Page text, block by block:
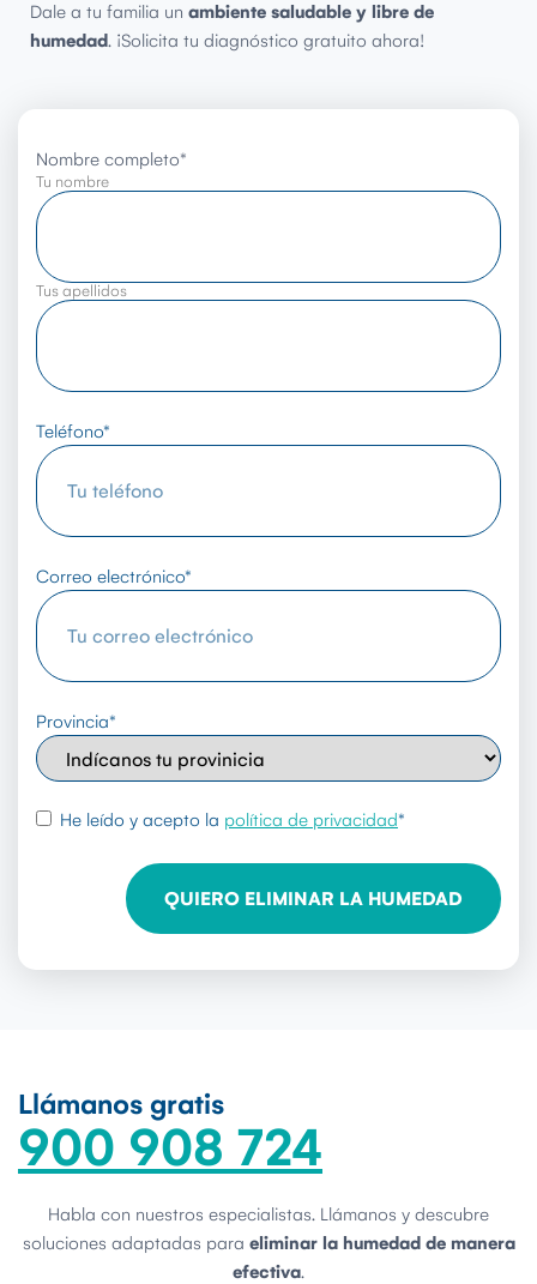
Dale a tu familia un ambiente saludable y libre de
humedad. ¡Solicita tu diagnóstico gratuito ahora!
Nombre completo*
Tu nombre
Tus apellidos
Teléfono*
Correo electrónico*
Provincia*
rgpd*
He leído y acepto la política de privacidad*
Llámanos gratis
900 908 724
Habla con nuestros especialistas. Llámanos y descubre
soluciones adaptadas para eliminar la humedad de manera
efectiva.